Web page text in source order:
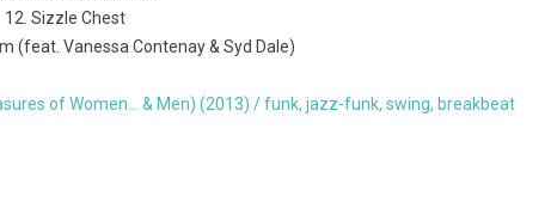
12. Sizzle Chest
(feat. Vanessa Contenay & Syd Dale)